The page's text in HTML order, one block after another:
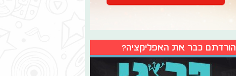
הורדתם כבר את האפליקציה?